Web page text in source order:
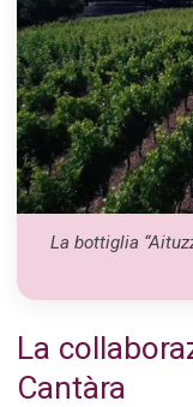
La bottiglia
La
Cantàra